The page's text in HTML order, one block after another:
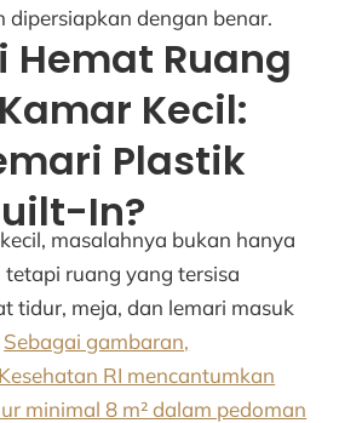
dipersiapkan dengan benar.
Hemat Ruang
Kecil:
Plastik
In?
masalahnya bukan hanya
tetapi ruang yang tersisa
tidur, meja, dan lemari masuk
Sebagai gambaran,
RI mencantumkan
minimal 8 m² dalam pedoman